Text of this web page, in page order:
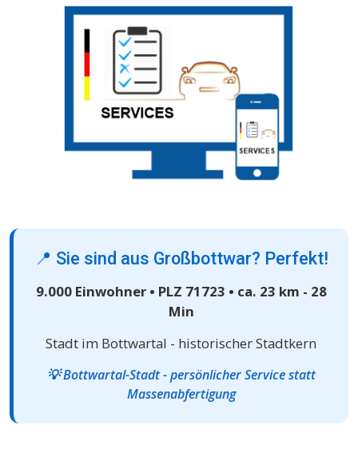
📍 Sie sind aus Großbottwar? Perfekt!
9.000 Einwohner • PLZ 71723 • ca. 23 km - 28
Min
Stadt im Bottwartal - historischer Stadtkern
💡 Bottwartal-Stadt - persönlicher Service statt
Massenabfertigung